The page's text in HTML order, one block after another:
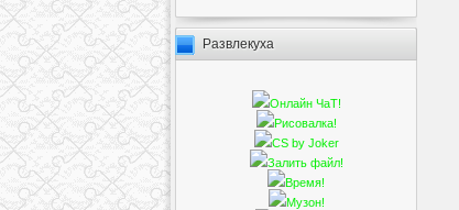
Развлекуха
Онлайн ЧаТ!
Рисовалка!
CS by Joker
Залить файл!
Время!
Музон!